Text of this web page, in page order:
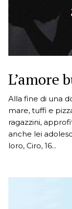
L’amore
Alla fine di una
mare, tuffi e
ragazzini,
anche lei
loro, Ciro, 16...